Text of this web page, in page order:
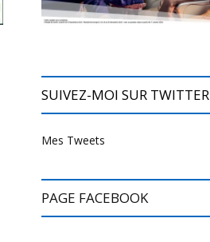
SUIVEZ-MOI SUR TWITTER
Mes Tweets
PAGE FACEBOOK